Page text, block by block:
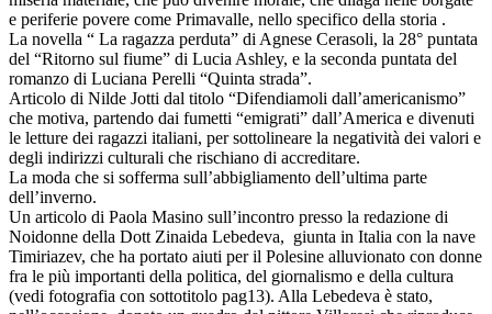
e periferie povere come Primavalle, nello specifico della storia .
La novella “ La ragazza perduta” di Agnese Cerasoli, la 28° puntata
del “Ritorno sul fiume” di Lucia Ashley, e la seconda puntata del
romanzo di Luciana Perelli “Quinta strada”.
Articolo di Nilde Jotti dal titolo “Difendiamoli dall’americanismo”
che motiva, partendo dai fumetti “emigrati” dall’America e divenuti
le letture dei ragazzi italiani, per sottolineare la negatività dei valori e
degli indirizzi culturali che rischiano di accreditare.
La moda che si sofferma sull’abbigliamento dell’ultima parte
dell’inverno.
Un articolo di Paola Masino sull’incontro presso la redazione di
Noidonne della Dott Zinaida Lebedeva, giunta in Italia con la nave
Timiriazev, che ha portato aiuti per il Polesine alluvionato con donne
fra le più importanti della politica, del giornalismo e della cultura
(vedi fotografia con sottotitolo pag13). Alla Lebedeva è stato,